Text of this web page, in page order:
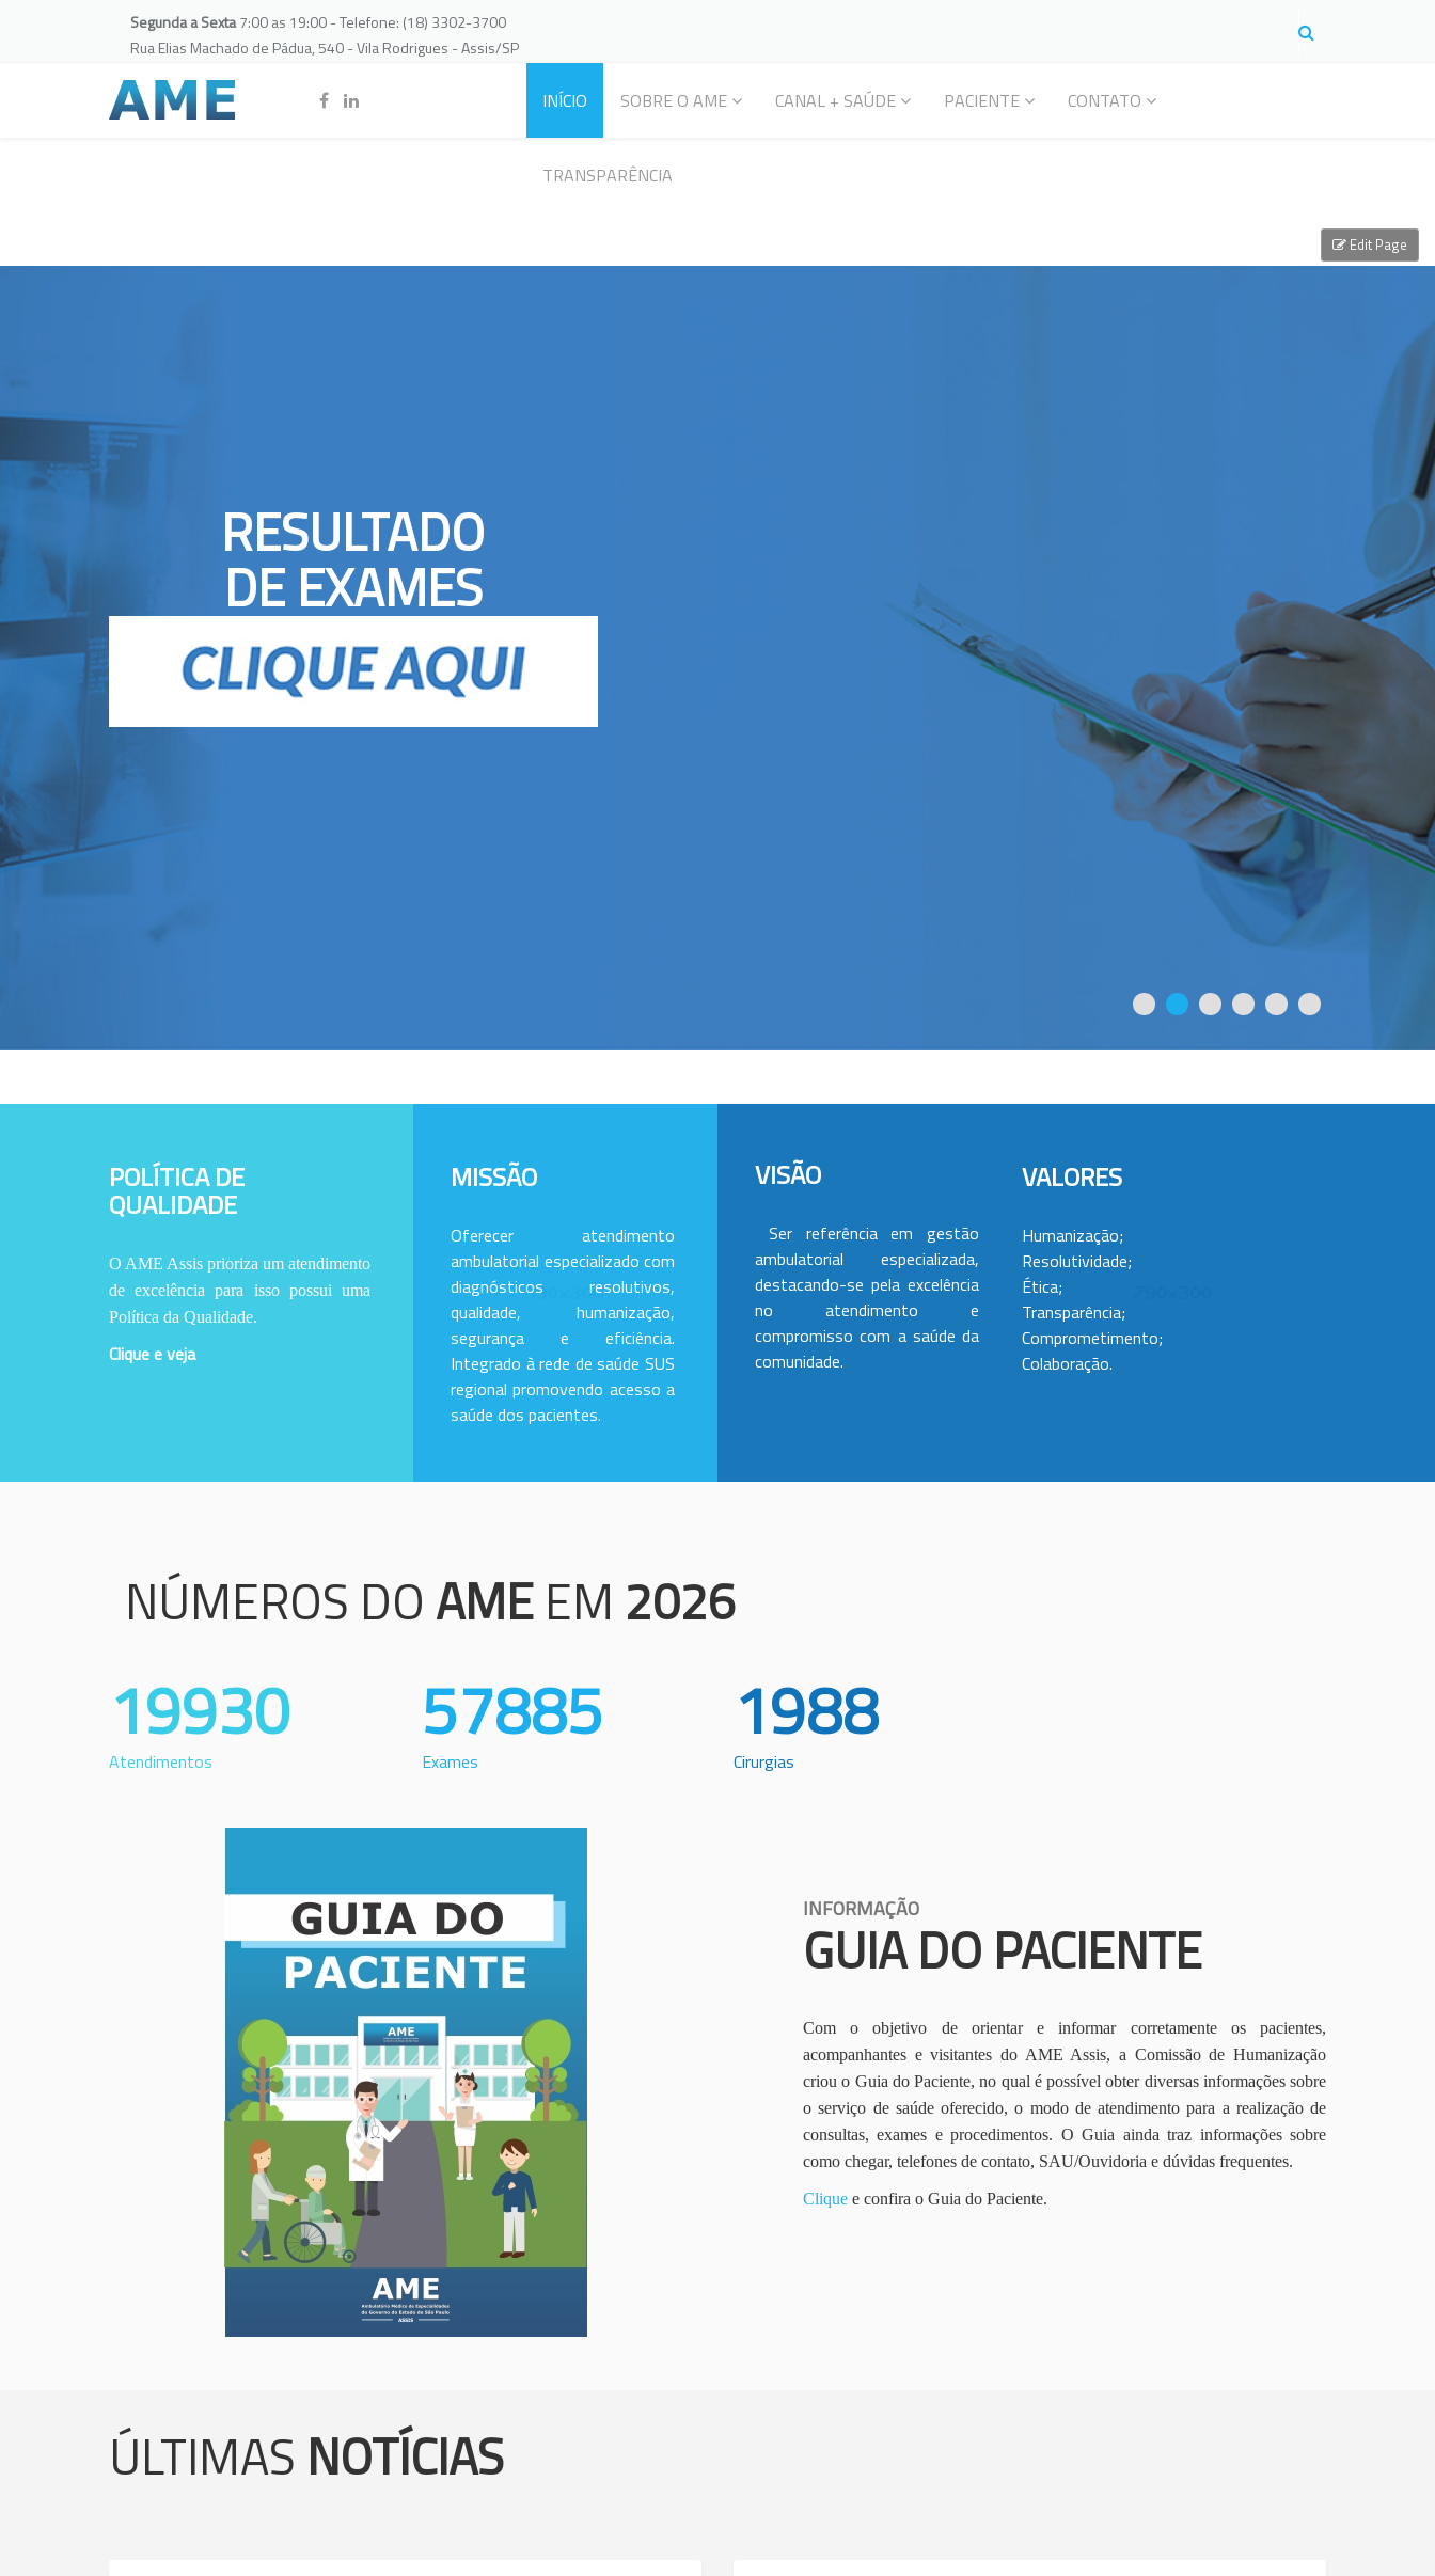
Segunda a Sexta7:00 as 19:00 - Telefone: (18) 3302-3700
Rua Elias Machado de Pádua, 540 - Vila Rodrigues - Assis/SP
INÍCIO SOBRE O AME CANAL + SAÚDE PACIENTE CONTATO
TRANSPARÊNCIA
POLÍTICA DE
QUALIDADE
O AME Assis prioriza um atendimento
de excelência para isso possui uma
Política da Qualidade.
Clique e veja
MISSÃO
Oferecer atendimento
ambulatorial especializado com
diagnósticos resolutivos,
qualidade, humanização,
segurança e eficiência.
Integrado à rede de saúde SUS
regional promovendo acesso a
saúde dos pacientes.
VISÃO
Ser referência em gestão
ambulatorial especializada,
destacando-se pela excelência
no atendimento e
compromisso com a saúde da
comunidade.
VALORES
Humanização;
Resolutividade;
Ética;
Transparência;
Comprometimento;
Colaboração.
NÚMEROS DO AME EM 2026
19930
Atendimentos
57885
Exames
1988
Cirurgias
INFORMAÇÃO
GUIA DO PACIENTE
Com o objetivo de orientar e informar corretamente os pacientes,
acompanhantes e visitantes do AME Assis, a Comissão de Humanização
criou o Guia do Paciente, no qual é possível obter diversas informações sobre
o serviço de saúde oferecido, o modo de atendimento para a realização de
consultas, exames e procedimentos. O Guia ainda traz informações sobre
como chegar, telefones de contato, SAU/Ouvidoria e dúvidas frequentes.
Clique e confira o Guia do Paciente.
ÚLTIMAS NOTÍCIAS
Edit Page